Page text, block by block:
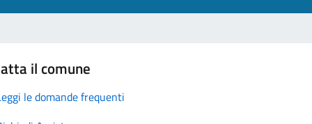
il comune
le domande frequenti